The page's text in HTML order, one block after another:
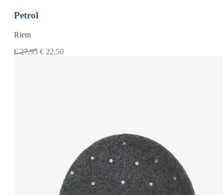
Petrol
Riem
€27,95 € 22,50